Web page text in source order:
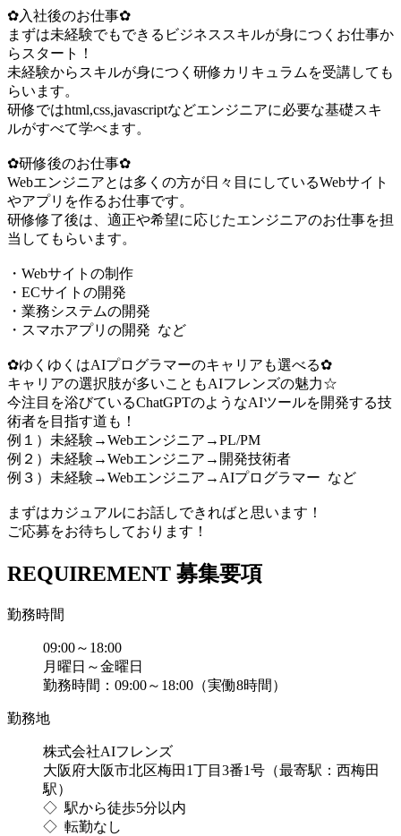
✿入社後のお仕事✿
まずは未経験でもできるビジネススキルが身につくお仕事か
らスタート！
未経験からスキルが身につく研修カリキュラムを受講しても
らいます。
研修ではhtml,css,javascriptなどエンジニアに必要な基礎スキ
ルがすべて学べます。
✿研修後のお仕事✿
Webエンジニアとは多くの方が日々目にしているWebサイト
やアプリを作るお仕事です。
研修修了後は、適正や希望に応じたエンジニアのお仕事を担
当してもらいます。
・Webサイトの制作
・ECサイトの開発
・業務システムの開発
・スマホアプリの開発 など
✿ゆくゆくはAIプログラマーのキャリアも選べる✿
キャリアの選択肢が多いこともAIフレンズの魅力☆
今注目を浴びているChatGPTのようなAIツールを開発する技
術者を目指す道も！
例１）未経験→Webエンジニア→PL/PM
例２）未経験→Webエンジニア→開発技術者
例３）未経験→Webエンジニア→AIプログラマー など
まずはカジュアルにお話しできればと思います！
ご応募をお待ちしております！
REQUIREMENT 募集要項
勤務時間
09:00～18:00
月曜日～金曜日
勤務時間：09:00～18:00（実働8時間）
勤務地
株式会社AIフレンズ
大阪府大阪市北区梅田1丁目3番1号（最寄駅：西梅田
駅）
◇ 駅から徒歩5分以内
◇ 転勤なし